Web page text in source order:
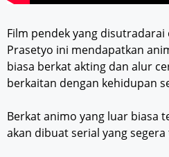
Film pendek yang disutradarai
Prasetyo ini mendapatkan
biasa berkat akting dan alur
berkaitan dengan kehidupan
Berkat animo yang luar biasa
akan dibuat serial yang segera